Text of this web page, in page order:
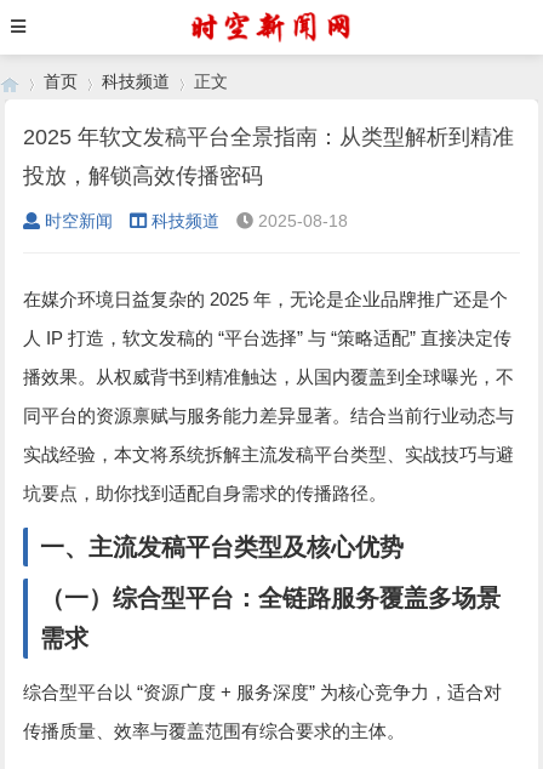
›
首页
›
科技频道
›
正文
2025 年软文发稿平台全景指南：从类型解析到精准
投放，解锁高效传播密码
时空新闻 科技频道 2025-08-18
在媒介环境日益复杂的 2025年，无论是企业品牌推广还是个
人 IP打造，软文发稿的“平台选择”与“策略适配”直接决定传
播效果。从权威背书到精准触达，从国内覆盖到全球曝光，不
同平台的资源禀赋与服务能力差异显著。结合当前行业动态与
实战经验，本文将系统拆解主流发稿平台类型、实战技巧与避
坑要点，助你找到适配自身需求的传播路径。
一、主流发稿平台类型及核心优势
（一）综合型平台：全链路服务覆盖多场景
需求
综合型平台以 “资源广度+ 服务深度” 为核心竞争力，适合对
传播质量、效率与覆盖范围有综合要求的主体。